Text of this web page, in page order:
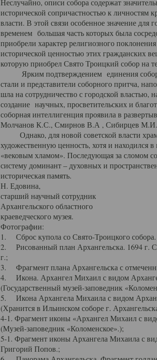
Неслучайно, описи собора содержат
исторической сопричастностью к личностям
власти. В этой связи особенное значение для
временем большая часть которых была
приобрели характер религиозного
исторической ценностью этих гражданских
которую приобрел Свято Троицкий собор на
Ярким подтверждением единения
стали и представители соборного притча,
шла на сотрудничество с городской властью,
создание научных, просветительских и
соборная интеллигенция проявила в
Молчанов К.С., Смирнов В.А , Сибирцев М.И.
Однако, для новой советской власти
художественную ценность, хотя и находился
«вековым хламом». Последующая за сломом
систему доминант – духовных и
историческая память.
Н. Едовина,
старший научный сотрудник
Архангельского областного
краеведческого музея.
Фотографии:
1. Сброс купола со Свято-Троицкого
2. Рисованный план Архангельска. 1694 г.
г.;
3. Фрагмент плана Архангельска с
4. Икона. Архангел Михаил с видом
(Государственный музей-заповедник
5. Икона Архангела Михаила с видом
(Хранится в Ильинском соборе г.
4-1. Фрагмент иконы «Архангел Михаил с
(Музей-заповедник «Коломенское».);
5-1. Фрагмент иконы Архангела Михаила с
Григорий Попов.;